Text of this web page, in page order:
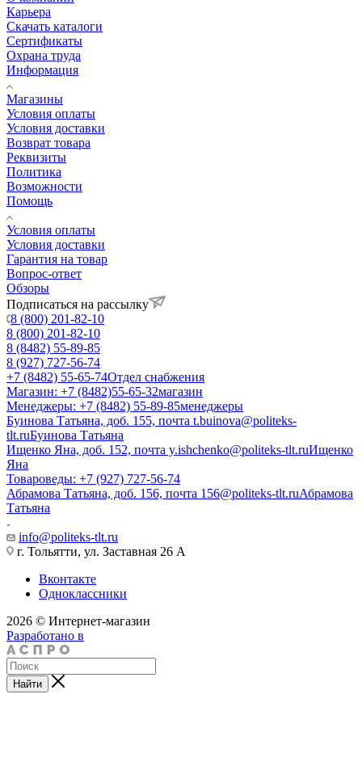
Карьера
Cкачать каталоги
Сертификаты
Охрана труда
Информация
Магазины
Условия оплаты
Условия доставки
Возврат товара
Реквизиты
Политика
Возможности
Помощь
Условия оплаты
Условия доставки
Гарантия на товар
Вопрос-ответ
Обзоры
Подписаться на рассылку
8 (800) 201-82-10
8 (800) 201-82-10
8 (8482) 55-89-85
8 (927) 727-56-74
+7 (8482) 55-65-74Отдел снабжения
Магазин: +7 (8482)55-65-32магазин
Менеджеры: +7 (8482) 55-89-85менеджеры
Буинова Татьяна, доб. 155, почта t.buinova@politeks-
tlt.ruБуинова Татьяна
Ищенко Яна, доб. 152, почта y.ishchenko@politeks-tlt.ruИщенко
Яна
Товароведы: +7 (927) 727-56-74
Абрамова Татьяна, доб. 156, почта 156@politeks-tlt.ruАбрамова
Татьяна
info@politeks-tlt.ru
г. Тольятти, ул. Заставная 26 А
Вконтакте
Одноклассники
2026 © Интернет-магазин
Разработано в
Найти